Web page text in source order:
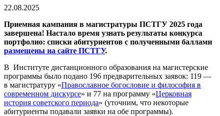
22.08.2025
Приемная кампания в магистратуры ПСТГУ 2025 года
завершена! Настало время узнать результаты конкурса
портфолио: списки абитуриентов с полученными баллами
размещены на сайте ПСТГУ.
В Институте дистанционного образования на магистерские
программы было подано 196 предварительных заявок: 119 —
в магистратуру «Православное богословие и философия в
современном дискурсе» и 77 на программу «Церковная
история советского периода» (уточним, что некоторые
абитуриенты подавали заявки на обе программы).